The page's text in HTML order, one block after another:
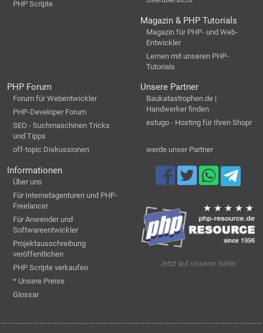
PHP Scripte
Magazin & PHP Tutorials
Magazin für PHP- und Web-
Entwickler
Lernen mit unseren PHP-
Tutorials
PHP Forum
Forum für Webentwickler
PHP-Developer Forum
SEO - Suchmaschinen Tricks
und Tipps
off-topic Diskussionen
Unsere Partner
Baukatastrophen.de |
Handwerker finden
estugo - Hosting für Ihren Shopr
werde unser Partner
Informationen
Über uns
Für Internetagenturen und PHP-
Freelancer
Für Anwender und
Softwareentwickler
Projektausschreibung
veröffentlichen
PHP Scripte verkaufen
* Unsere Preise
Glossar
Jetzt auf unserer Seite: